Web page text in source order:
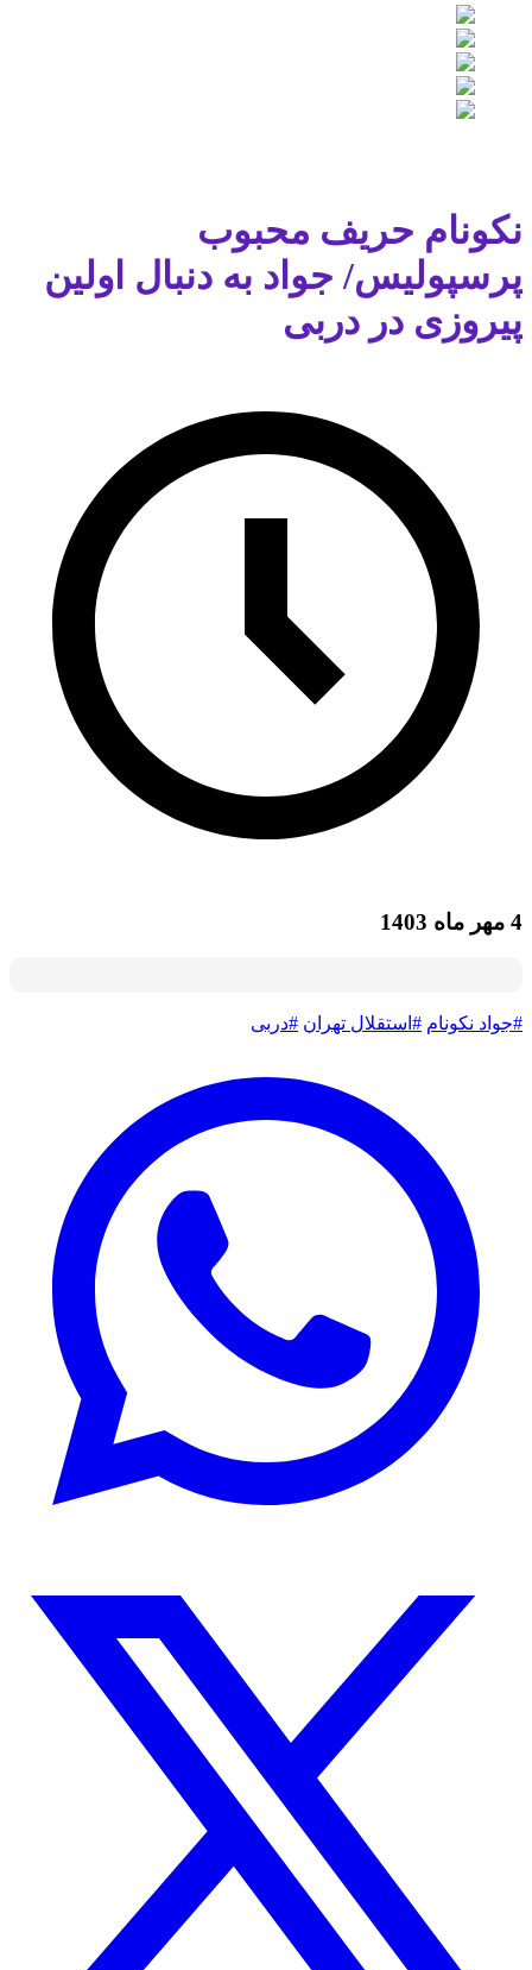
نکونام حریف محبوب
پرسپولیس/ جواد به دنبال اولین
پیروزی در دربی
4 مهر ماه 1403
#جواد نکونام #استقلال تهران #دربی